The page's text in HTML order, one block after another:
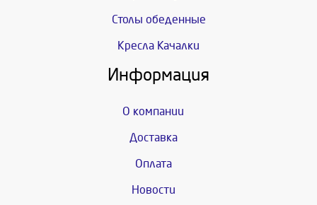
Столы обеденные
Кресла Качалки
Информация
О компании
Доставка
Оплата
Новости